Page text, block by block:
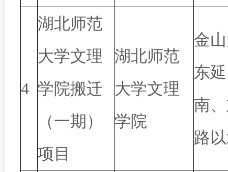
4
湖北师范
大学文理
学院搬迁
（一期）
项目
湖北师范
大学文理
学院
金
东
南
路